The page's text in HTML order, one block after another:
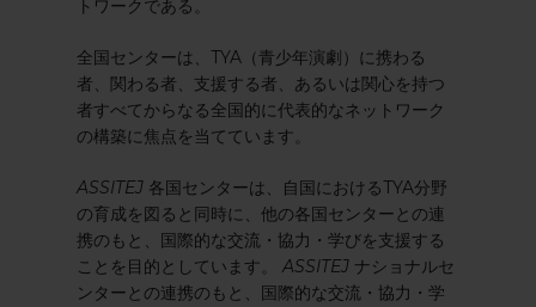
トワークである。
全国センターは、TYA（青少年演劇）に携わる
者、関わる者、支援する者、あるいは関心を持つ
者すべてからなる全国的に代表的なネットワーク
の構築に焦点を当てています。
ASSITEJ 各国センターは、自国におけるTYA分野
の育成を図ると同時に、他の各国センターとの連
携のもと、国際的な交流・協力・学びを支援する
ことを目的としています。ASSITEJ ナショナルセ
ンターとの連携のもと、国際的な交流・協力・学